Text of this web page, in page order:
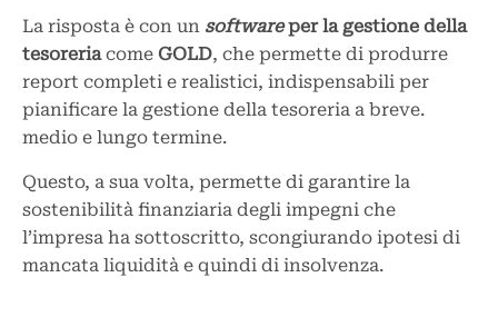
La risposta è con un softwareper la gestione della
tesoreriacome GOLD, che permette di produrre
report completi e realistici, indispensabili per
pianificare la gestione della tesoreria a breve.
medio e lungo termine.
Questo, a sua volta, permette di garantire la
sostenibilità finanziaria degli impegni che
l’impresa ha sottoscritto, scongiurando ipotesi di
mancata liquidità e quindi di insolvenza.